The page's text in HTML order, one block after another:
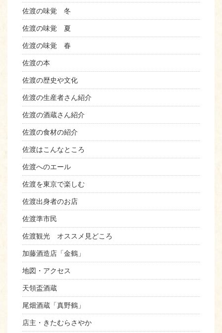
佐渡の味覚 冬
佐渡の味覚 夏
佐渡の味覚 春
佐渡の本
佐渡の歴史や文化
佐渡の生産者さん紹介
佐渡の酒蔵さん紹介
佐渡の食材の紹介
佐渡はこんなところ
佐渡へのエール
佐渡を東京で楽しむ
佐渡出身者のお店
佐渡準市民
佐渡観光 オススメ見どころ
加藤酒造店「金鶴」
地図・アクセス
天領盃酒蔵
尾畑酒蔵「真野鶴」
店主・きたむらさやか